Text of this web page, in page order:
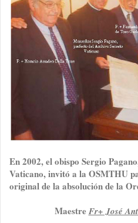
En 2002, el obispo Sergio
Vaticano, invitó a la OSMTHU
original de la absolución de la
Maestre Fr+ José